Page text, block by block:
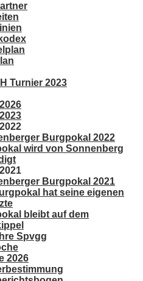
Turnier 2023
Burgpokal 2022
wird von Sonnenberg
Burgpokal 2021
hat seine eigenen
bleibt auf dem
Spvgg
2026